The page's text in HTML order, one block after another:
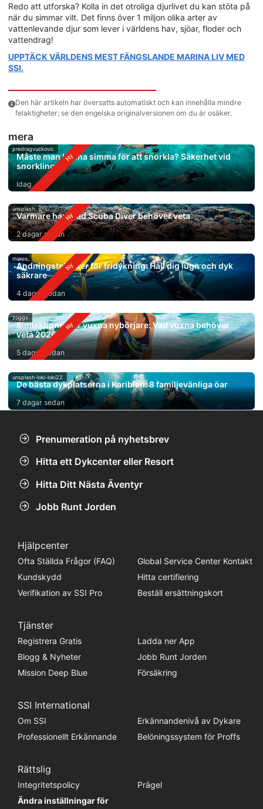
Redo att utforska? Kolla in det otroliga djurlivet du kan stöta på
när du simmar vilt. Det finns över 1 miljon olika arter av
vattenlevande djur som lever i världens hav, sjöar, floder och
vattendrag!
UPPTÄCK VÄRLDENS MEST FÄNGSLANDE MARINA LIV MED
SSI.
Den här artikeln har översatts automatiskt och kan innehålla mindre
felaktigheter; se den engelska originalversionen om du är osäker.
mera
predragvuckovic
Måste man kunna simma för att snorkla? Säkerhet vid
snorkling
Idag
unsplash
Varmare hav: Vad Scuba Diver behöver veta
2 dagar sedan
mares
Andningstekniker för fridykning: Håll dig lugn och dyk
säkrare
4 dagar sedan
zoggs
Simlektioner för vuxna nybörjare: Vad vuxna behöver
veta 2026
5 dagar sedan
unsplash-loki-loki22
De bästa dykplatserna i Karibien: 8 familjevänliga öar
7 dagar sedan
Prenumeration på nyhetsbrev
Hitta ett Dykcenter eller Resort
Hitta Ditt Nästa Äventyr
Jobb Runt Jorden
Hjälpcenter
Ofta Ställda Frågor (FAQ)
Global Service Center Kontakt
Kundskydd
Hitta certifiering
Verifikation av SSI Pro
Beställ ersättningskort
Tjänster
Registrera Gratis
Ladda ner App
Blogg & Nyheter
Jobb Runt Jorden
Mission Deep Blue
Försäkring
SSI International
Om SSI
Erkännandenivå av Dykare
Professionellt Erkännande
Belöningssystem för Proffs
Rättslig
Integritetspolicy
Prägel
Ändra inställningar för